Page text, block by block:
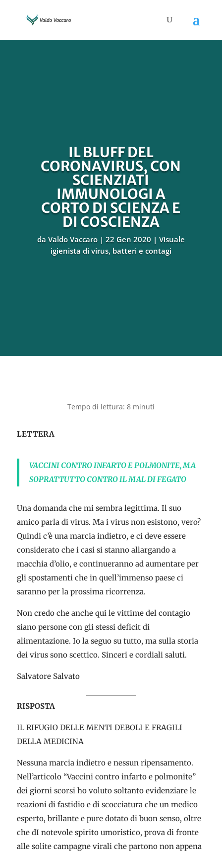
IL BLUFF DEL
CORONAVIRUS, CON
SCIENZIATI
IMMUNOLOGI A
CORTO DI SCIENZA E
DI COSCIENZA
da Valdo Vaccaro 22 Gen 2020
Visuale
igienista di virus, batteri e contagi
LETTERA
VACCINI CONTRO INFARTO E POLMONITE, MA
SOPRATTUTTO CONTRO IL MAL DI FEGATO
Una domanda che mi sembra legittima. Il suo
amico parla di virus. Ma i virus non esistono, vero?
Quindi c’è una marcia indietro, e ci deve essere
considerato che i casi si stanno allargando a
macchia d’olio, e continueranno ad aumentare per
gli spostamenti che in quell’immenso paese ci
saranno per la prossima ricorrenza.
Non credo che anche qui le vittime del contagio
siano persone con gli stessi deficit di
alimentazione. Io la seguo su tutto, ma sulla storia
dei virus sono scettico. Sinceri e cordiali saluti.
Salvatore Salvato
RISPOSTA
IL RIFUGIO DELLE MENTI DEBOLI E FRAGILI
DELLA MEDICINA
Nessuna marcia indietro e nessun ripensamento.
Nell’articolo “Vaccini contro infarto e polmonite”
dei giorni scorsi ho voluto soltanto evidenziare le
reazioni di fastidio e di scocciatura che un medico
esperto, brillante e pure dotato di buon senso, oltre
che dI notevole spirito umoristico, prova di fronte
alle solite campagne virali che partono non appena